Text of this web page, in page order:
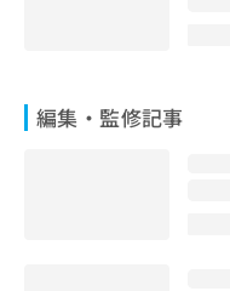
編集・監修記事